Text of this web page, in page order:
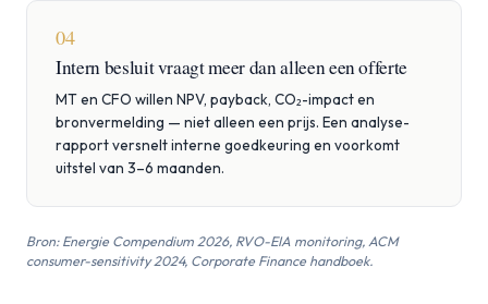
04
Intern besluit vraagt meer dan alleen een offerte
MT en CFO willen NPV, payback, CO₂-impact en
bronvermelding — niet alleen een prijs. Een analyse-
rapport versnelt interne goedkeuring en voorkomt
uitstel van 3–6 maanden.
Bron: Energie Compendium 2026, RVO-EIA monitoring, ACM
consumer-sensitivity 2024, Corporate Finance handboek.